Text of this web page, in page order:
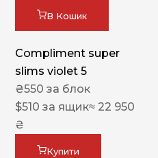
В Кошик
Compliment super
slims violet 5
₴550 за блок
$510 за ящик≈ 22 950
₴
Купити